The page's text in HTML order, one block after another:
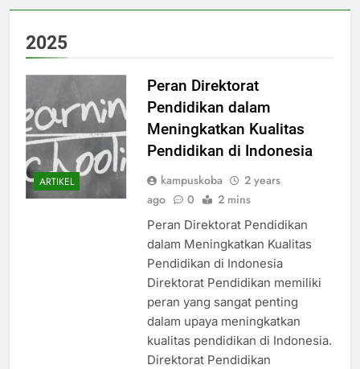
2025
ARTIKEL
Peran Direktorat
Pendidikan dalam
Meningkatkan Kualitas
Pendidikan di Indonesia
kampuskoba
2 years
ago
0 2 mins
Peran Direktorat Pendidikan
dalam Meningkatkan Kualitas
Pendidikan di Indonesia
Direktorat Pendidikan memiliki
peran yang sangat penting
dalam upaya meningkatkan
kualitas pendidikan di Indonesia.
Direktorat Pendidikan